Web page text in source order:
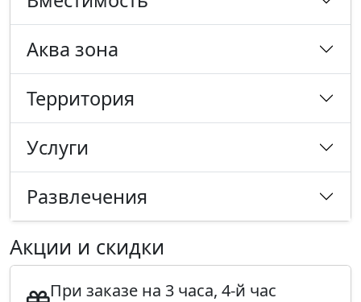
Аква зона
Территория
Услуги
Развлечения
Акции и скидки
При заказе на 3 часа, 4-й час